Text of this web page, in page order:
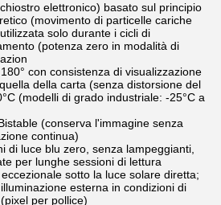
elettronico) basato sul principio
(movimento di particelle cariche
solo durante i cicli di
(potenza zero in modalità di
con consistenza di visualizzazione
della carta (senza distorsione del
(modelli di grado industriale: -25°C a
(conserva l'immagine senza
continua)
di luce blu zero, senza lampeggianti,
per lunghe sessioni di lettura
sotto la luce solare diretta;
esterna in condizioni di
per pollice)